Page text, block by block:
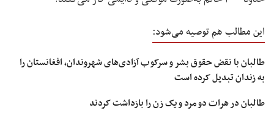
این مطالب هم توصیه می‌شود:
طالبان با نقض حقوق بشر و سرکوب آزادی‌های شهروندان، افغانستان را
به زندان تبدیل کرده است
طالبان در هرات دو مرد و یک زن را بازداشت کردند